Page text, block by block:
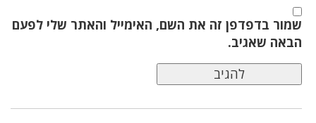
שמור בדפדפן זה את השם, האימייל והאתר שלי לפעם
הבאה שאגיב.